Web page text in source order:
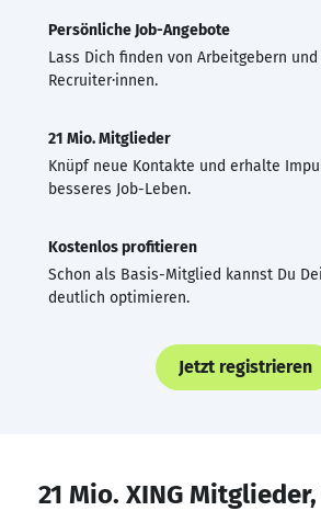
Persönliche Job-Angebote
Lass Dich finden von Arbeitgebern und
Recruiter·innen.
21 Mio. Mitglieder
Knüpf neue Kontakte und erhalte
besseres Job-Leben.
Kostenlos profitieren
Schon als Basis-Mitglied kannst Du
deutlich optimieren.
Jetzt registrieren
21 Mio. XING